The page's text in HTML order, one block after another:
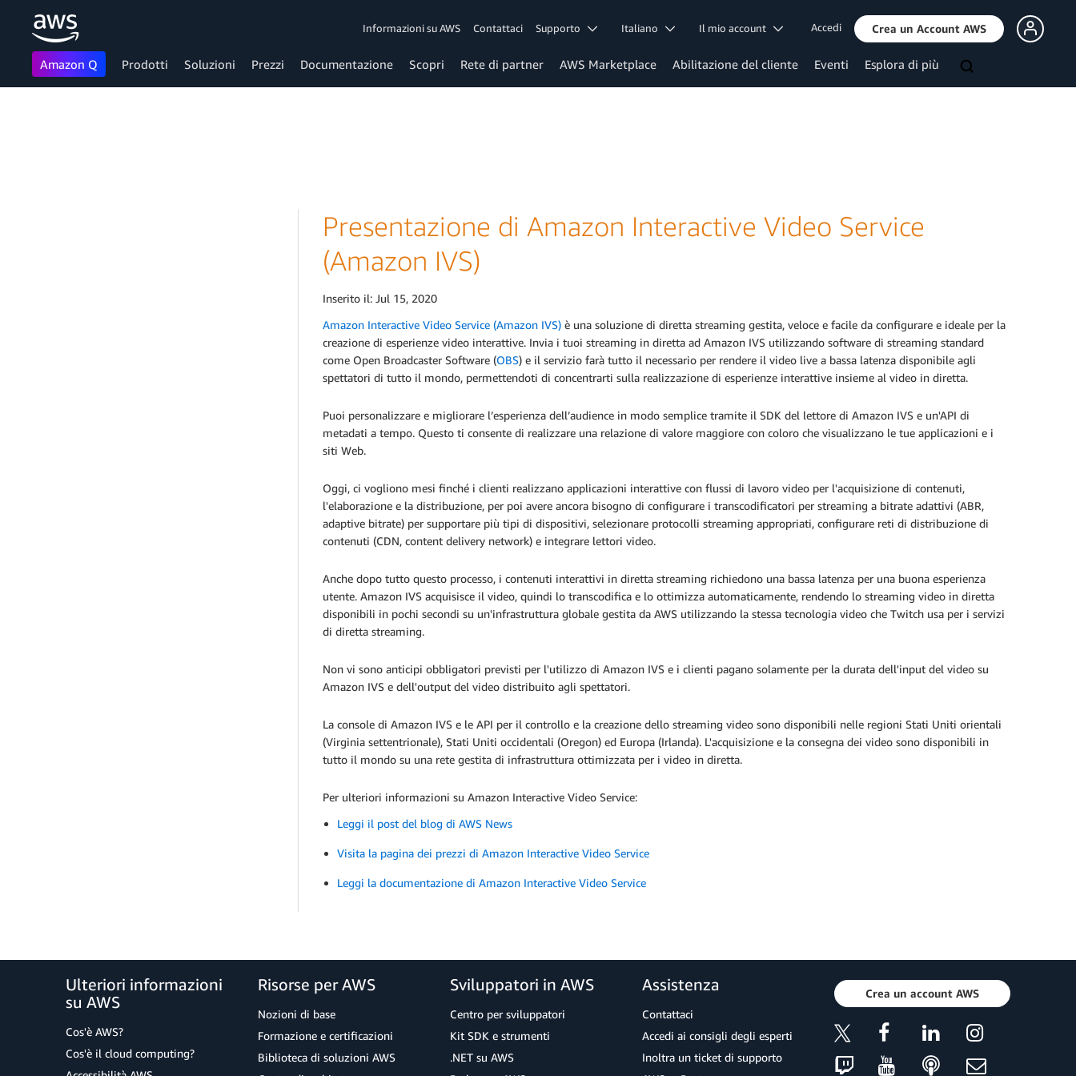
Informazioni su AWS Contattaci Supporto Italiano Il mio account Accedi Crea un Account AWS
Amazon Q Prodotti Soluzioni Prezzi Documentazione Scopri Rete di partner AWS Marketplace Abilitazione del cliente Eventi Esplora di più
Presentazione di Amazon Interactive Video Service
(Amazon IVS)
Inserito il: Jul 15, 2020
Amazon Interactive Video Service (Amazon IVS) è una soluzione di diretta streaming gestita, veloce e facile da configurare e ideale per la
creazione di esperienze video interattive. Invia i tuoi streaming in diretta ad Amazon IVS utilizzando software di streaming standard
come Open Broadcaster Software (OBS) e il servizio farà tutto il necessario per rendere il video live a bassa latenza disponibile agli
spettatori di tutto il mondo, permettendoti di concentrarti sulla realizzazione di esperienze interattive insieme al video in diretta.
Puoi personalizzare e migliorare l’esperienza dell’audience in modo semplice tramite il SDK del lettore di Amazon IVS e un'API di
metadati a tempo. Questo ti consente di realizzare una relazione di valore maggiore con coloro che visualizzano le tue applicazioni e i
siti Web.
Oggi, ci vogliono mesi finché i clienti realizzano applicazioni interattive con flussi di lavoro video per l'acquisizione di contenuti,
l'elaborazione e la distribuzione, per poi avere ancora bisogno di configurare i transcodificatori per streaming a bitrate adattivi (ABR,
adaptive bitrate) per supportare più tipi di dispositivi, selezionare protocolli streaming appropriati, configurare reti di distribuzione di
contenuti (CDN, content delivery network) e integrare lettori video.
Anche dopo tutto questo processo, i contenuti interattivi in diretta streaming richiedono una bassa latenza per una buona esperienza
utente. Amazon IVS acquisisce il video, quindi lo transcodifica e lo ottimizza automaticamente, rendendo lo streaming video in diretta
disponibili in pochi secondi su un'infrastruttura globale gestita da AWS utilizzando la stessa tecnologia video che Twitch usa per i servizi
di diretta streaming.
Non vi sono anticipi obbligatori previsti per l'utilizzo di Amazon IVS e i clienti pagano solamente per la durata dell'input del video su
Amazon IVS e dell'output del video distribuito agli spettatori.
La console di Amazon IVS e le API per il controllo e la creazione dello streaming video sono disponibili nelle regioni Stati Uniti orientali
(Virginia settentrionale), Stati Uniti occidentali (Oregon) ed Europa (Irlanda). L'acquisizione e la consegna dei video sono disponibili in
tutto il mondo su una rete gestita di infrastruttura ottimizzata per i video in diretta.
Per ulteriori informazioni su Amazon Interactive Video Service:
Leggi il post del blog di AWS News
Visita la pagina dei prezzi di Amazon Interactive Video Service
Leggi la documentazione di Amazon Interactive Video Service
Ulteriori informazioni
su AWS
Cos'è AWS?
Cos'è il cloud computing?
Risorse per AWS
Nozioni di base
Formazione e certificazioni
Biblioteca di soluzioni AWS
Sviluppatori in AWS
Centro per sviluppatori
Kit SDK e strumenti
.NET su AWS
Assistenza
Contattaci
Accedi ai consigli degli esperti
Inoltra un ticket di supporto
Crea un account AWS